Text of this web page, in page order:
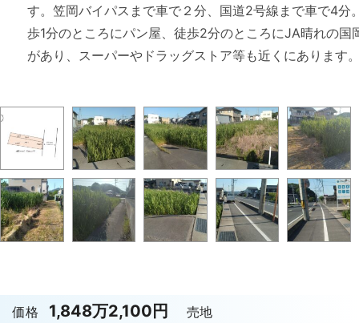
す。笠岡バイパスまで車で２分、国道2号線まで車で4分
歩1分のところにパン屋、徒歩2分のところにJA晴れの国
があり、スーパーやドラッグストア等も近くにあります
価格 1,848万2,100円
売地